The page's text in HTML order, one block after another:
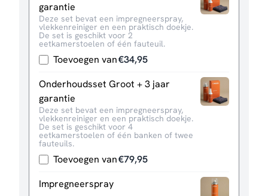
garantie
Deze set bevat een impregneerspray,
vlekkenreiniger en een praktisch doekje.
De set is geschikt voor 2
eetkamerstoelen of één fauteuil.
Toevoegen van€34,95
Onderhoudsset Groot + 3 jaar
garantie
Deze set bevat een impregneerspray,
vlekkenreiniger en een praktisch doekje.
De set is geschikt voor 4
eetkamerstoelen of één banken of twee
fauteuils.
Toevoegen van€79,95
Impregneerspray